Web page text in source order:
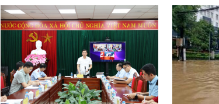
Đội dân phòng và tiêu chí về số lượng
thành viên Đội dân phòng trên địa bàn
tỉnh
nhìn đến